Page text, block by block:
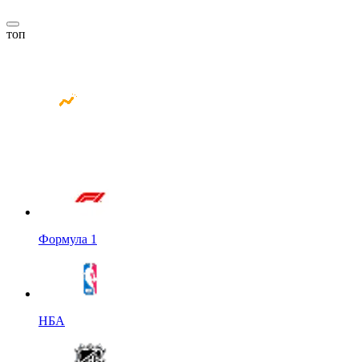
топ
Формула 1
НБА